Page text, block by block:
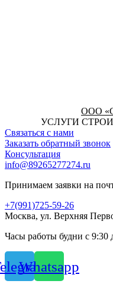
ООО
УСЛУГИ
Связаться с нами
Заказать обратный звонок
Консультация
info@89265277274.ru
Принимаем заявки на
+7(991)725-59-26
Москва, ул. Верхняя
Часы работы будни с 9:30
Whatsapp